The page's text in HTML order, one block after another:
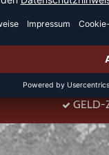
GELD-